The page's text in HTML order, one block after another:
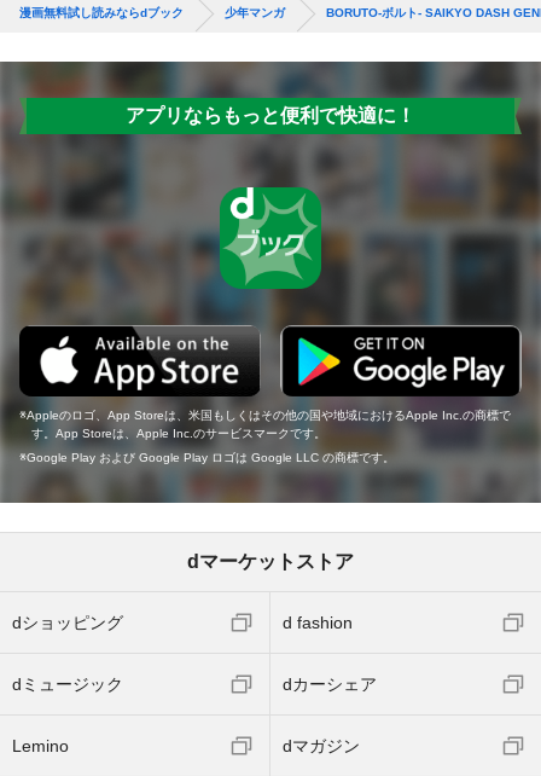
漫画無料試し読みならdブック 少年マンガ BORUTO-ボルト- SAIKYO DASH
アプリならもっと便利で快適に！
Appleのロゴ、App Storeは、米国もしくはその他の国や地域におけるApple Inc.の商標で
す。App Storeは、Apple Inc.のサービスマークです。
Google Play および Google Play ロゴは Google LLC の商標です。
dマーケットストア
dショッピング d fashion
dミュージック dカーシェア
Lemino dマガジン